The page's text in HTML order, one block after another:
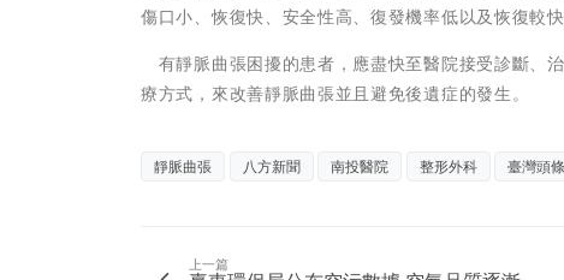
傷口小、恢復快、安全性高、復發機率低以及恢復較快
有靜脈曲張困擾的患者，應盡快至醫院接受診斷、
療方式，來改善靜脈曲張並且避免後遺症的發生。
靜脈曲張 八方新聞 南投醫院 整形外科 臺灣頭條
上一篇